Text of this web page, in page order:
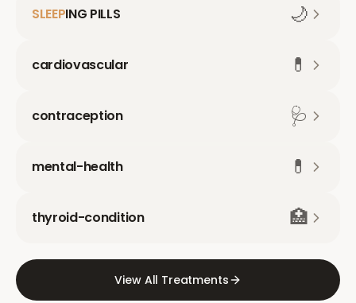
SLEEPING PILLS 🌙
cardiovascular 💊
contraception 🩺
mental-health 💊
thyroid-condition 🏥
View All Treatments